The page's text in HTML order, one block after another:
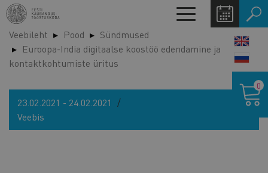
Liigu
edasi
põhisisu
juurde
Toggle
navigation
Veebileht Pood
Sündmused
Euroopa-India digitaalse koostöö edendamine ja
kontaktkohtumiste üritus
23.02.2021 - 24.02.2021
Veebis
0